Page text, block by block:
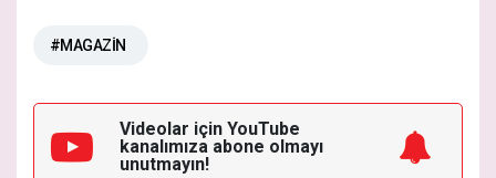
#MAGAZİN
Videolar için YouTube
kanalımıza abone olmayı
unutmayın!